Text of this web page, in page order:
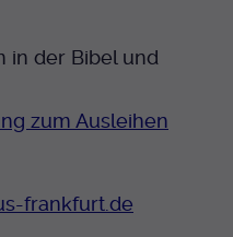
in der Bibel und
zum Ausleihen
frankfurt.de